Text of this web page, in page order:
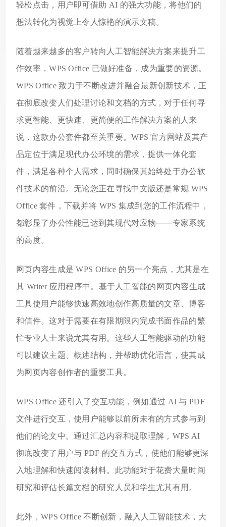
轻松点击，用户即可借助 AI 的强大功能，将他们的
想法转化为视觉上令人惊艳的演示文稿。
随着越来越多的客户转向人工智能解决方案来提升工
作效率，WPS Office 已做好准备，成为重要的资源。
WPS Office 致力于不断改进并融合最新创新技术，正
在彻底改变人们处理讨论和文档的方式，对于任何寻
求更智能、更快速、更简便的工作解决方案的人来
说，这款办公套件都至关重要。WPS 官方网站及其产
品定位于满足现代办公环境的需求，提供一体化套
件，满足各种个人需求，同时确保其始终处于办公软
件技术的前沿。无论您正在寻找中文版还是常规 WPS
Office 套件，下载并将 WPS 集成到您的工作流程中，
都彰显了办公性能已达到其现代对应物——专家系统
的高度。
网页内容生成是 WPS Office 的另一个亮点，尤其是在
其 Writer 应用程序中。基于人工智能的网页内容生成
工具使用户能够快速高效地创作高质量的文章、博客
和信件。这对于需要在有限期限内完成书面作品的繁
忙专业人士来说尤其有用。这些人工智能驱动的功能
可以建议主题、概述结构，并帮助优化语言，使其成
为网页内容创作者的重要工具。
WPS Office 还引入了交互功能，例如通过 AI 与 PDF
文件进行交互，使用户能够以前所未有的方式参与到
他们的论文中。通过汇总内容和提取理解，WPS AI
彻底改变了用户与 PDF 的交互方式，使他们能够更深
入地理解和快速阅读材料。此功能对于花费大量时间
研究和评估长篇文档的研究人员和学生尤其有用。
此外，WPS Office 不断创新，融入人工智能技术，大